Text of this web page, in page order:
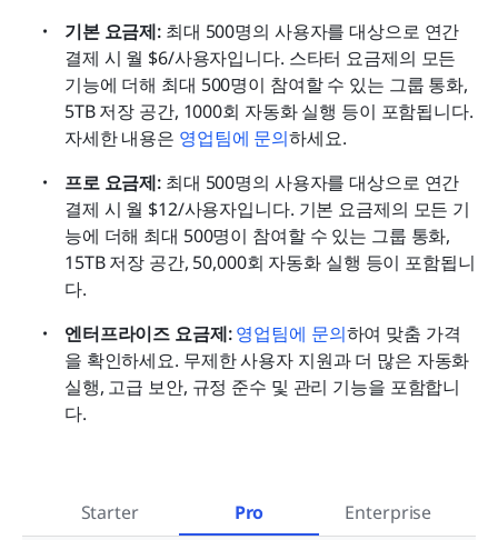
기본 요금제: 최대 500명의 사용자를 대상으로 연간
결제 시 월 $6/사용자입니다. 스타터 요금제의 모든
기능에 더해 최대 500명이 참여할 수 있는 그룹 통화,
5TB 저장 공간, 1000회 자동화 실행 등이 포함됩니다.
자세한 내용은 영업팀에 문의하세요.
프로 요금제: 최대 500명의 사용자를 대상으로 연간
결제 시 월 $12/사용자입니다. 기본 요금제의 모든 기
능에 더해 최대 500명이 참여할 수 있는 그룹 통화,
15TB 저장 공간, 50,000회 자동화 실행 등이 포함됩니
다.
엔터프라이즈 요금제: 영업팀에 문의하여 맞춤 가격
을 확인하세요. 무제한 사용자 지원과 더 많은 자동화
실행, 고급 보안, 규정 준수 및 관리 기능을 포함합니
다.
Starter Pro Enterprise